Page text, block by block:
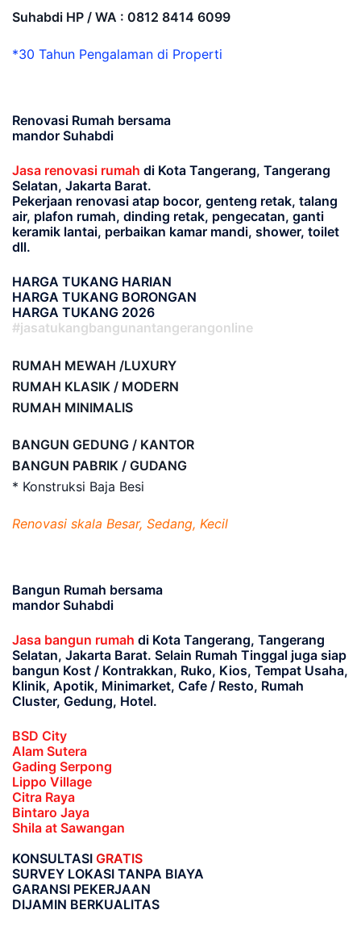
Suhabdi HP / WA : 0812 8414 6099
*30 Tahun Pengalaman di Properti
Renovasi Rumah bersama
mandor Suhabdi
Jasa renovasi rumah di Kota Tangerang, Tangerang
Selatan, Jakarta Barat.
Pekerjaan renovasi atap bocor, genteng retak, talang
air, plafon rumah, dinding retak, pengecatan, ganti
keramik lantai, perbaikan kamar mandi, shower, toilet
dll.
HARGA TUKANG HARIAN
HARGA TUKANG BORONGAN
HARGA TUKANG 2026
#jasatukangbangunantangerangonline
RUMAH MEWAH /LUXURY
RUMAH KLASIK / MODERN
RUMAH MINIMALIS
BANGUN GEDUNG / KANTOR
BANGUN PABRIK / GUDANG
* Konstruksi Baja Besi
Renovasi skala Besar, Sedang, Kecil
Bangun Rumah bersama
mandor Suhabdi
Jasa bangun rumah di Kota Tangerang, Tangerang
Selatan, Jakarta Barat. Selain Rumah Tinggal juga siap
bangun Kost / Kontrakkan, Ruko, Kios, Tempat Usaha,
Klinik, Apotik, Minimarket, Cafe / Resto, Rumah
Cluster, Gedung, Hotel.
BSD City
Alam Sutera
Gading Serpong
Lippo Village
Citra Raya
Bintaro Jaya
Shila at Sawangan
KONSULTASI GRATIS
SURVEY LOKASI TANPA BIAYA
GARANSI PEKERJAAN
DIJAMIN BERKUALITAS